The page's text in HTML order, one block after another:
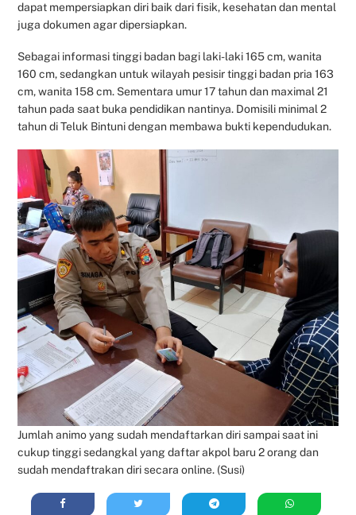
dapat mempersiapkan diri baik dari fisik, kesehatan dan mental
juga dokumen agar dipersiapkan.
Sebagai informasi tinggi badan bagi laki-laki 165 cm, wanita
160 cm, sedangkan untuk wilayah pesisir tinggi badan pria 163
cm, wanita 158 cm. Sementara umur 17 tahun dan maximal 21
tahun pada saat buka pendidikan nantinya. Domisili minimal 2
tahun di Teluk Bintuni dengan membawa bukti kependudukan.
Jumlah animo yang sudah mendaftarkan diri sampai saat ini
cukup tinggi sedangkal yang daftar akpol baru 2 orang dan
sudah mendaftrakan diri secara online. (Susi)